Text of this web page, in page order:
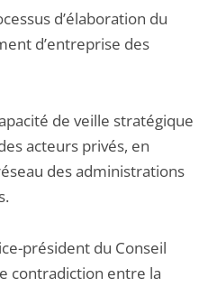
d’élaboration du
d’entreprise des
de veille stratégique
acteurs privés, en
des administrations
président du Conseil
contradiction entre la